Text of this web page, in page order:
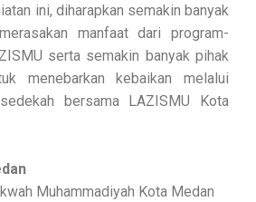
ini, diharapkan semakin banyak
manfaat dari program-
serta semakin banyak pihak
menebarkan kebaikan melalui
bersama LAZISMU Kota
Muhammadiyah Kota Medan